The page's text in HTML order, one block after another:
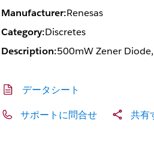
Manufacturer:Renesas
Category:Discretes
Description:500mW Zener
データシート
サポートに問合せ 共有